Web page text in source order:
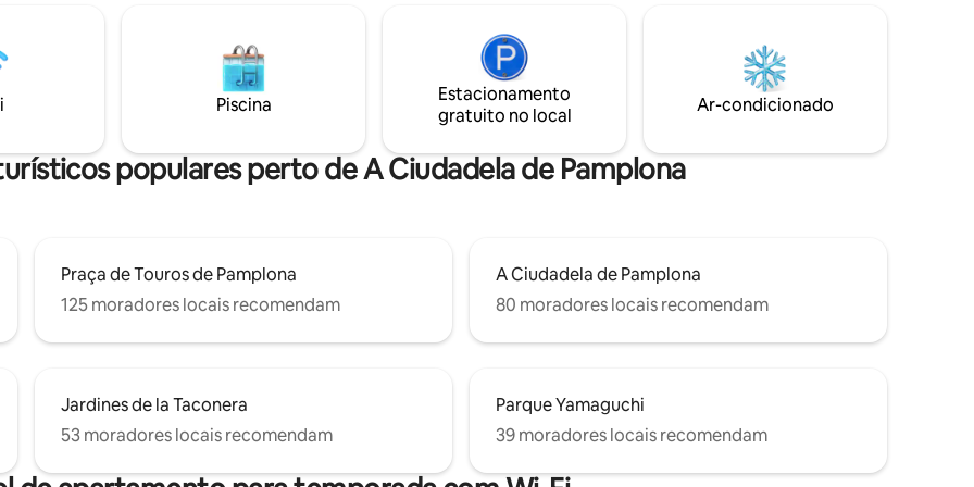
Se admiten mascotas bajo
con suplemento de 12€/día
por mascota. Si necesita
pelo, cuna o trona,
Estacionamento privativo no mesmo
edifício com disponibilidade de ponto de
carregamento.
Plaza del Castillo e a 10 metros da Calle
Estafeta. Museu de Navarra, a 200
Piscina
Estacionamento
gratuito no local
Ar-condicionado
populares perto de A Ciudadela de Pamplona
Praça de Touros de Pamplona
125 moradores locais recomendam
A Ciudadela de Pamplona
80 moradores locais recomendam
Jardines de la Taconera
53 moradores locais recomendam
Parque Yamaguchi
39 moradores locais recomendam